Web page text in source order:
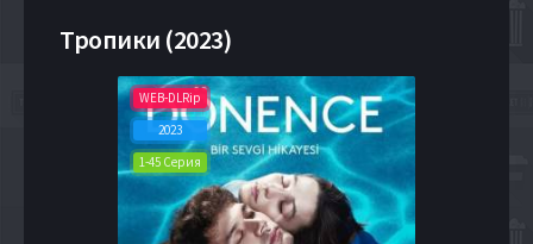
Тропики (2023)
WEB-DLRip
2023
1-45 Серия